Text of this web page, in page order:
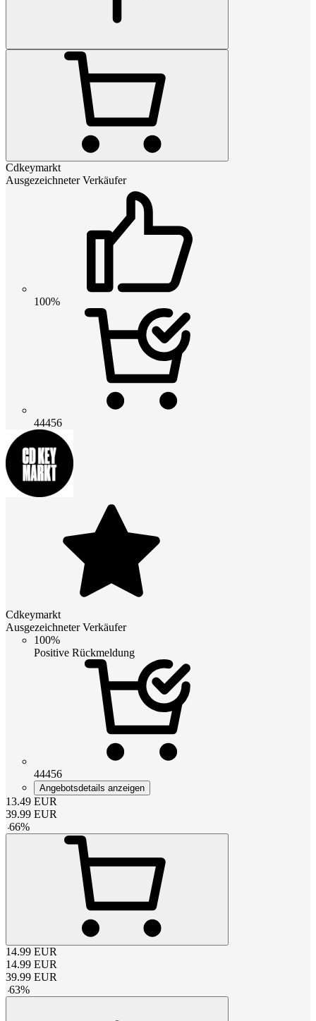
Cdkeymarkt
Ausgezeichneter Verkäufer
100%
44456
Cdkeymarkt
Ausgezeichneter Verkäufer
100%
Positive Rückmeldung
44456
Angebotsdetails anzeigen
13.49 EUR
39.99 EUR
-66%
14.99 EUR
14.99 EUR
39.99 EUR
-63%